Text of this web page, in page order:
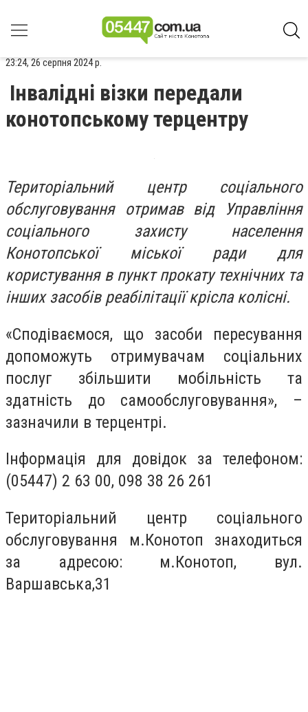
23:24, 26 серпня 2024 р.
Інвалідні візки передали
конотопському терцентру
Територіальний центр соціального
обслуговування отримав від Управління
соціального захисту населення
Конотопської міської ради для
користування в пункт прокату технічних та
інших засобів реабілітації крісла колісні.
«Сподіваємося, що засоби пересування
допоможуть отримувачам соціальних
послуг збільшити мобільність та
здатність до самообслуговування», –
зазначили в терцентрі.
Інформація для довідок за телефоном:
(05447) 2 63 00, 098 38 26 261
Територіальний центр соціального
обслуговування м.Конотоп знаходиться
за адресою: м.Конотоп, вул.
Варшавська,31